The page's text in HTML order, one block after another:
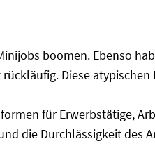
boomen. Ebenso
Diese
für Erwerbstätige,
die Durchlässigkeit des